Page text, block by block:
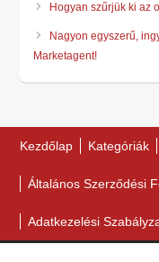
Hogyan szűrjük ki az
Nagyon egyszerű,
Marketagent!
Kezdőlap Kategóriák
Általános Szerződési
Adatkezelési